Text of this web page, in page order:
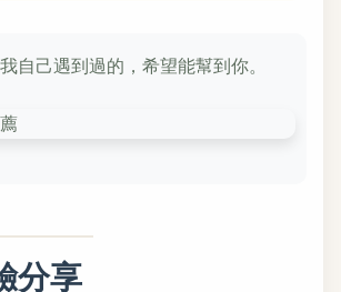
自己遇到過的，希望能幫到你。
分享